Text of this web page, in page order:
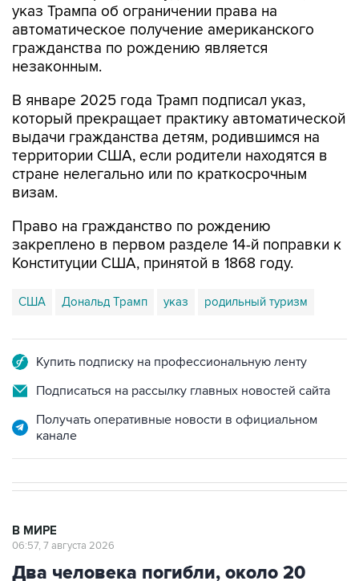
указ Трампа об ограничении права на
автоматическое получение американского
гражданства по рождению является
незаконным.
В январе 2025 года Трамп подписал указ,
который прекращает практику автоматической
выдачи гражданства детям, родившимся на
территории США, если родители находятся в
стране нелегально или по краткосрочным
визам.
Право на гражданство по рождению
закреплено в первом разделе 14-й поправки к
Конституции США, принятой в 1868 году.
США Дональд Трамп указ родильный туризм
Купить подписку на профессиональную ленту
Подписаться на рассылку главных новостей сайта
Получать оперативные новости в официальном
канале
В МИРЕ
06:57, 7 августа 2026
Два человека погибли, около 20